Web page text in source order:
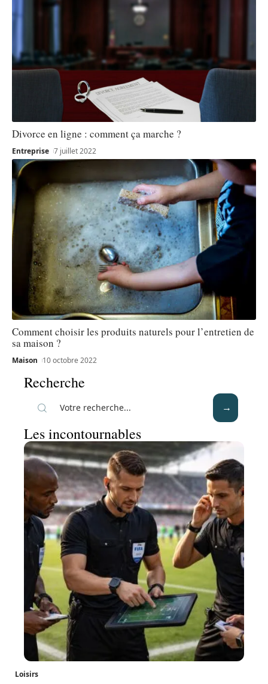
Divorce en ligne : comment ça marche ?
Entreprise 7 juillet 2022
Comment choisir les produits naturels pour l’entretien de
sa maison ?
Maison 10 octobre 2022
Recherche
Les incontournables
Loisirs